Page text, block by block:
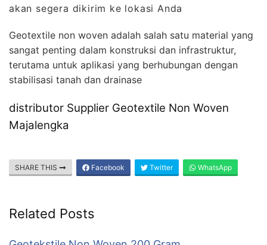
akan segera dikirim ke lokasi Anda
Geotextile non woven adalah salah satu material yang
sangat penting dalam konstruksi dan infrastruktur,
terutama untuk aplikasi yang berhubungan dengan
stabilisasi tanah dan drainase
distributor Supplier Geotextile Non Woven
Majalengka
SHARE THIS Facebook Twitter WhatsApp
Related Posts